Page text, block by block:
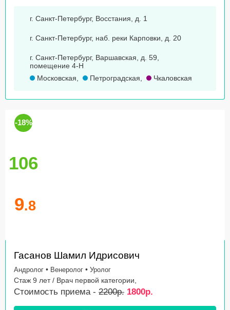
г. Санкт-Петербург, Восстания, д. 1
г. Санкт-Петербург, наб. реки Карповки, д. 20
г. Санкт-Петербург, Варшавская, д. 59,
помещение 4-Н
Московская, Петроградская, Чкаловская
-18%
106
9.8
Гасанов Шамил Идрисович
Андролог • Венеролог • Уролог
Стаж 9 лет / Врач первой категории,
Стоимость приема - 2200р. 1800р.